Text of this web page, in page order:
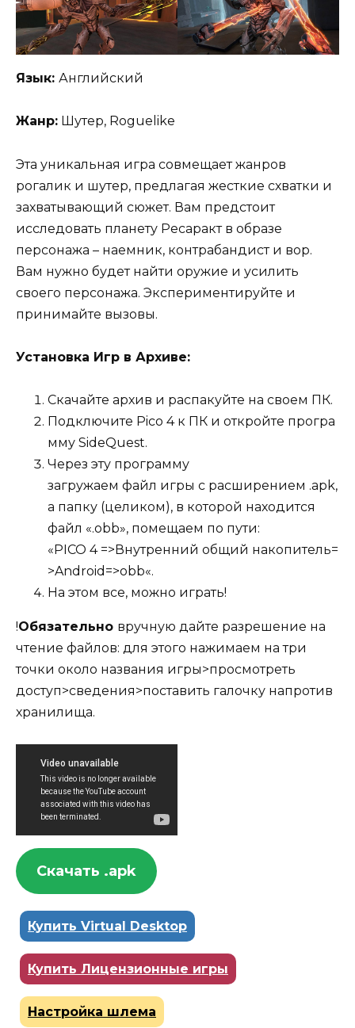
Язык: Английский
Жанр: Шутер, Roguelike
Эта уникальная игра совмещает жанров
рогалик и шутер, предлагая жесткие схватки и
захватывающий сюжет. Вам предстоит
исследовать планету Ресаракт в образе
персонажа – наемник, контрабандист и вор.
Вам нужно будет найти оружие и усилить
своего персонажа. Экспериментируйте и
принимайте вызовы.
Установка Игр в Архиве:
Скачайте архив и распакуйте на своем ПК.
Подключите Pico 4 к ПК и откройте програ
мму SideQuest.
Через эту программу
загружаем файл игры c расширением .apk,
а папку (целиком), в которой находится
файл «.obb», помещаем по пути:
«PICO 4 =>Внутренний общий накопитель=
>Android=>obb«.
На этом все, можно играть!
!Обязательно вручную дайте разрешение на
чтение файлов: для этого нажимаем на три
точки около названия игры>просмотреть
доступ>сведения>поставить галочку напротив
хранилища.
Скачать .apk
Купить Virtual Desktop
Купить Лицензионные игры
Настройка шлема